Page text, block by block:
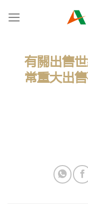
有關出售
常重大出